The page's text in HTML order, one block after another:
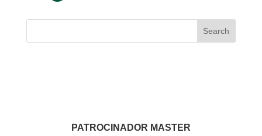
Search
PATROCINADOR MASTER